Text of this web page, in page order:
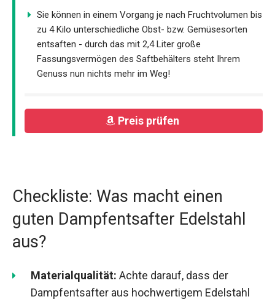
Sie können in einem Vorgang je nach Fruchtvolumen bis
zu 4 Kilo unterschiedliche Obst- bzw. Gemüsesorten
entsaften - durch das mit 2,4 Liter große
Fassungsvermögen des Saftbehälters steht Ihrem
Genuss nun nichts mehr im Weg!
Preis prüfen
Checkliste: Was macht einen
guten Dampfentsafter Edelstahl
aus?
Materialqualität: Achte darauf, dass der
Dampfentsafter aus hochwertigem Edelstahl